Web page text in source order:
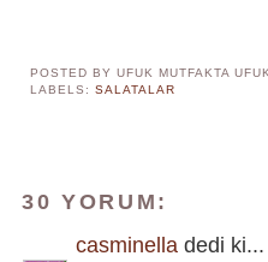
POSTED BY UFUK MUTFAKTA
LABELS:SALATALAR
30 YORUM:
casminella dedi ki...